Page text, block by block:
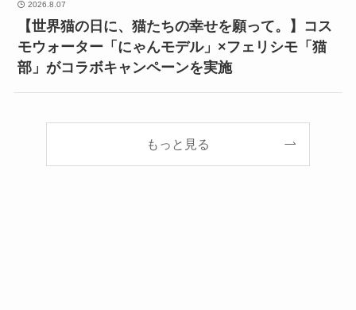
2026.8.07
【世界猫の日に、猫たちの幸せを願って。】コス
モウォーター「にゃんモデル」×フェリシモ「猫
部」がコラボキャンペーンを実施
もっと見る